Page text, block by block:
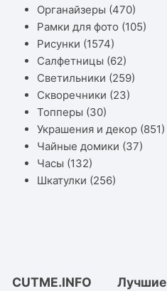
Органайзеры (470)
Рамки для фото (105)
Рисунки (1574)
Салфетницы (62)
Светильники (259)
Скворечники (23)
Топперы (30)
Украшения и декор (851)
Чайные домики (37)
Часы (132)
Шкатулки (256)
CUTME.INFO
Лучшие